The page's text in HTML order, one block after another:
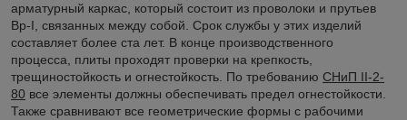
арматурный каркас, который состоит из проволоки и прутьев
Вр-I, связанных между собой. Срок службы у этих изделий
составляет более ста лет. В конце производственного
процесса, плиты проходят проверки на крепкость,
трещиностойкость и огнестойкость. По требованию СНиП II-2-
80 все элементы должны обеспечивать предел огнестойкости.
Также сравнивают все геометрические формы с рабочими